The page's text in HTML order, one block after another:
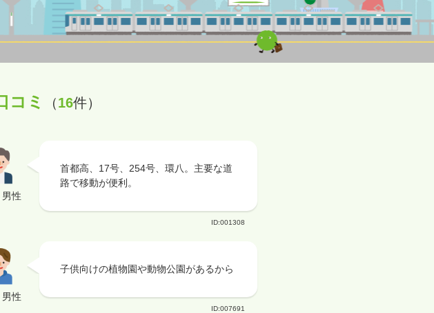
コミ （16件）
性
首都高、17号、254号、環八。主要な道
路で移動が便利。
ID:001308
性
子供向けの植物園や動物公園があるから
ID:007691